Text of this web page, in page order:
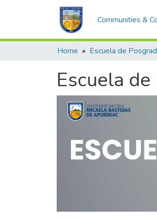
Communities &
Home Escuela de
Escuela